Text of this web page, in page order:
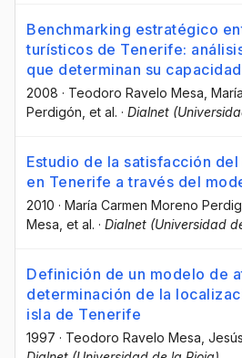
Benchmarking estratégico
turísticos de Tenerife:
que determinan su
2008 · Teodoro Ravelo Mesa ,
Perdigón , et al. · Dialnet
Estudio de la satisfacción
en Tenerife a través del
2010 · María Carmen Moreno
Mesa , et al. · Dialnet (Universidad
Definición de un modelo de
determinación de la
isla de Tenerife
1997 · Teodoro Ravelo Mesa ,